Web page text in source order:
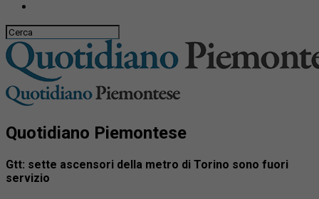
Quotidiano Piemontese
Gtt: sette ascensori della metro di Torino sono fuori
servizio